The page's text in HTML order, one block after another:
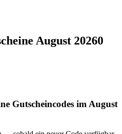
August 20260
Gutscheincodes im August